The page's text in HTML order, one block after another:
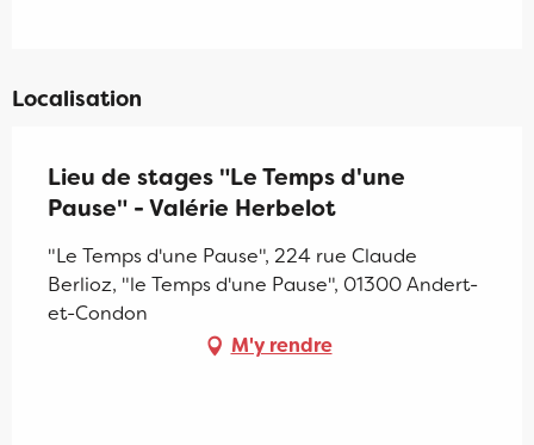
Localisation
Lieu de stages "Le Temps d'une
Pause" - Valérie Herbelot
"Le Temps d'une Pause", 224 rue Claude
Berlioz, "le Temps d'une Pause", 01300 Andert-
et-Condon
M'y rendre